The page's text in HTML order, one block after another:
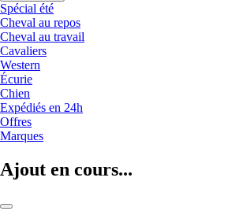
Spécial été
Cheval au repos
Cheval au travail
Cavaliers
Western
Écurie
Chien
Expédiés en 24h
Offres
Marques
Ajout en cours...